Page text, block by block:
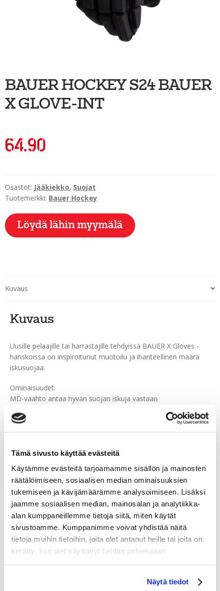
Tämä sivusto käyttää evästeitä
Käytämme evästeitä tarjoamamme sisällön ja mainosten
räätälöimiseen, sosiaalisen median ominaisuuksien
tukemiseen ja kävijämäärämme analysoimiseen. Lisäksi
jaamme sosiaalisen median, mainosalan ja analytiikka-
alan kumppaneillemme tietoja siitä, miten käytät
sivustoamme. Kumppanimme voivat yhdistää näitä
tietoja muihin tietoihin, joita olet antanut heille tai joita on
kerätty, kun olet käyttänyt heidän palvelujaan.
Näytä tiedot
Sportia-tili
BAUER HOCKEY S24 BAUER
X GLOVE-INT
64.90
Osastot: Jääkiekko, Suojat
Tuotemerkki: Bauer Hockey
Löydä lähin myymälä
Kuvaus
Kuvaus
Uusille pelaajille tai harrastajille tehdyissä BAUER X Gloves -
hanskoissa on inspiroitunut muotoilu ja ihanteellinen määrä
iskusuojaa.
Ominaisuudet:
MD-vaahto antaa hyvän suojan iskuja vastaan
TAKTILE kämmen antaa hyvän tuntuman mailaan
Sublimoitu vuoraus mansetissa
Tutustu myös